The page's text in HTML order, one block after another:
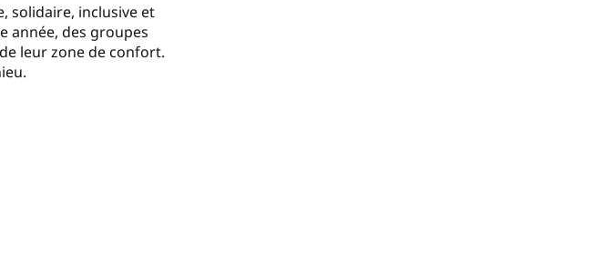
solidaire, inclusive et
année, des groupes
leur zone de confort.